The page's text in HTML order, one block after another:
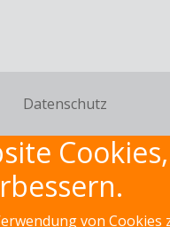
Datenschutz
von